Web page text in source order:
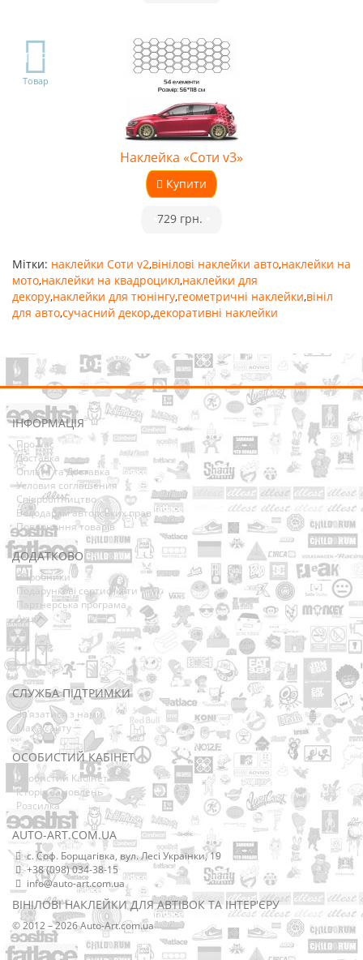
TOP
Товар
Наклейка «Соти v3»
Купити
729 грн.
Мітки: наклейки Соти v2,вінілові наклейки авто,наклейки на
мото,наклейки на квадроцикл,наклейки для
декору,наклейки для тюнінгу,геометричні наклейки,вініл
для авто,сучасний декор,декоративні наклейки
ІНФОРМАЦІЯ
Про нас
Доставка
Оплата та Доставка
Условия соглашения
Співробітництво
Володарям авторських прав
Повернення товарів
ДОДАТКОВО
Виробники
Подарункові сертифікати
Партнерська програма
Акції
СЛУЖБА ПІДТРИМКИ
Зв’язатися з нами
Мапа сайту
ОСОБИСТИЙ КАБІНЕТ
Особистий Кабінет
Історія замовлень
Розсилка
AUTO-ART.COM.UA
с. Соф. Борщагівка, вул. Лесі Українки, 19
+38 (098) 034-38-15
info@auto-art.com.ua
ВІНІЛОВІ НАКЛЕЙКИ ДЛЯ АВТІВОК ТА ІНТЕР'ЄРУ
© 2012 – 2026 Auto-Art.com.ua